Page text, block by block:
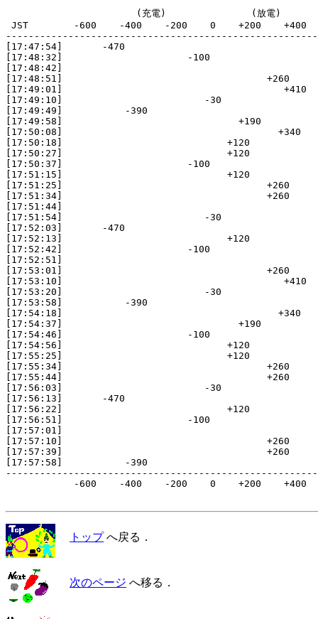
                       (充電)               (放電)
JST        -600    -400    -200    0    +200    +400
[17:47:54]       -470
[17:48:32]                      -100
[17:48:42]
[17:48:51]                                    +260
[17:49:01]                                       +410
[17:49:10]                         -30
[17:49:49]           -390
[17:49:58]                               +190
[17:50:08]                                      +340
[17:50:18]                             +120
[17:50:27]                             +120
[17:50:37]                      -100
[17:51:15]                             +120
[17:51:25]                                    +260
[17:51:34]                                    +260
[17:51:44]
[17:51:54]                         -30
[17:52:03]       -470
[17:52:13]                             +120
[17:52:42]                      -100
[17:52:51]
[17:53:01]                                    +260
[17:53:10]                                       +410
[17:53:20]                         -30
[17:53:58]           -390
[17:54:18]                                      +340
[17:54:37]                               +190
[17:54:46]                      -100
[17:54:56]                             +120
[17:55:25]                             +120
[17:55:34]                                    +260
[17:55:44]                                    +260
[17:56:03]                         -30
[17:56:13]       -470
[17:56:22]                             +120
[17:56:51]                      -100
[17:57:01]
[17:57:10]                                    +260
[17:57:39]                                    +260
[17:57:58]           -390
-600    -400    -200    0    +200    +400
トップへ戻る．
次のページ へ移る．